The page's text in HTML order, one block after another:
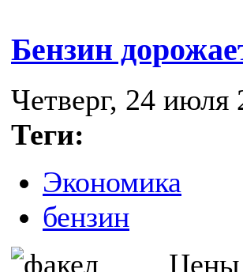
Бензин
Четверг, 24 июля
Теги:
Экономика
бензин
Цены